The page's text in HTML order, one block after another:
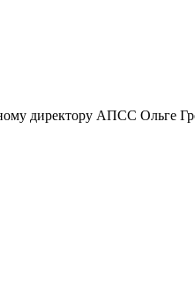
директору АПСС Ольге